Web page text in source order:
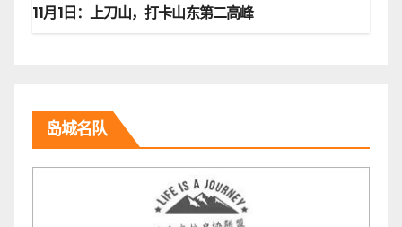
11月1日：上刀山，打卡山东第二高峰
岛城名队